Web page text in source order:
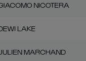
NICOTERA
LAKE
MARCHAND